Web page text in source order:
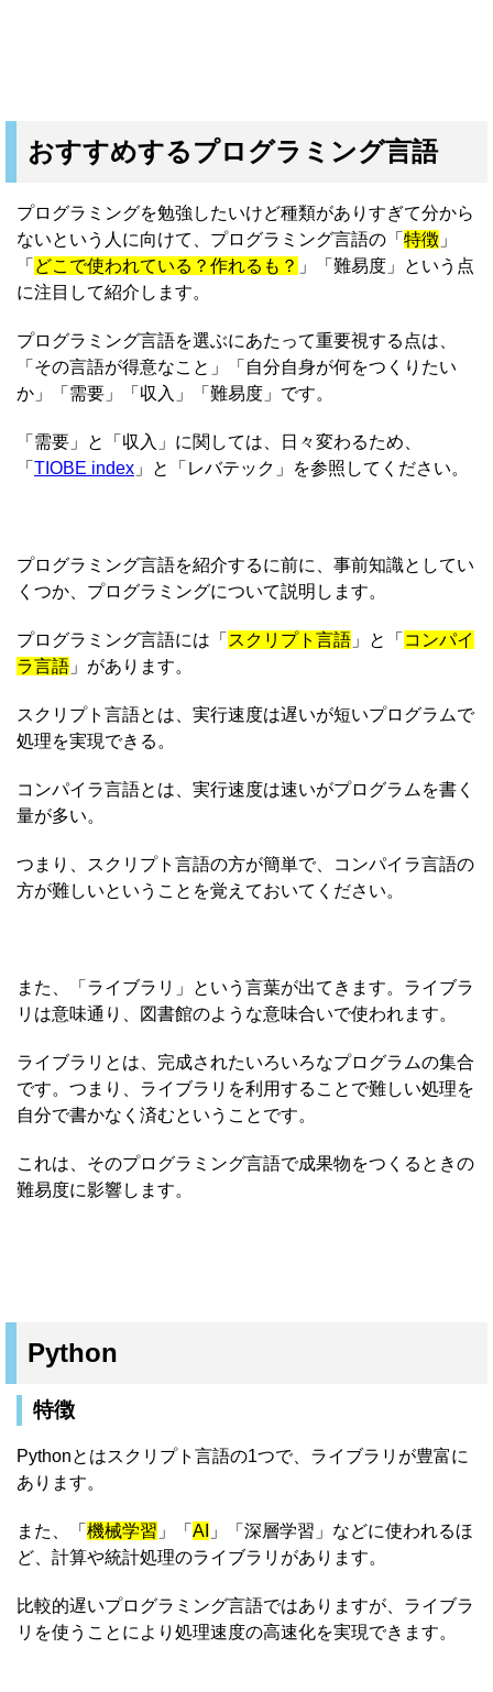
おすすめするプログラミング言語
プログラミングを勉強したいけど種類がありすぎて分から
ないという人に向けて、プログラミング言語の「 特徴 」
「 どこで使われている？作れるも？ 」「難易度」という点
に注目して紹介します。
プログラミング言語を選ぶにあたって重要視する点は、
「その言語が得意なこと」「自分自身が何をつくりたい
か」「需要」「収入」「難易度」です。
「需要」と「収入」に関しては、日々変わるため、
「 TIOBE index 」と「レバテック」を参照してください。
プログラミング言語を紹介するに前に、事前知識としてい
くつか、プログラミングについて説明します。
プログラミング言語には「 スクリプト言語 」と「 コンパイ
ラ言語 」があります。
スクリプト言語とは、実行速度は遅いが短いプログラムで
処理を実現できる。
コンパイラ言語とは、実行速度は速いがプログラムを書く
量が多い。
つまり、スクリプト言語の方が簡単で、コンパイラ言語の
方が難しいということを覚えておいてください。
また、「ライブラリ」という言葉が出てきます。ライブラ
リは意味通り、図書館のような意味合いで使われます。
ライブラリとは、完成されたいろいろなプログラムの集合
です。つまり、ライブラリを利用することで難しい処理を
自分で書かなく済むということです。
これは、そのプログラミング言語で成果物をつくるときの
難易度に影響します。
Python
特徴
Pythonとはスクリプト言語の1つで、ライブラリが豊富に
あります。
また、「 機械学習 」「 AI 」「深層学習」などに使われるほ
ど、計算や統計処理のライブラリがあります。
比較的遅いプログラミング言語ではありますが、ライブラ
リを使うことにより処理速度の高速化を実現できます。